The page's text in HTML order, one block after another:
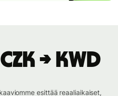
→ KWD
esittää reaaliaikaiset,